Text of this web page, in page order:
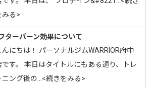
みる>
ターバーン効果について
んにちは！ パーソナルジムWARRIOR府中
です。 本日はタイトルにもある通り、トレ
ニング後の…<続きをみる>